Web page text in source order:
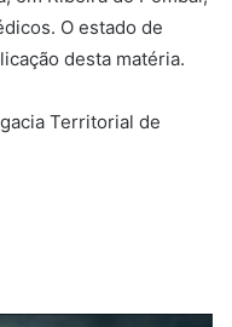
O estado de
desta matéria.
Territorial de